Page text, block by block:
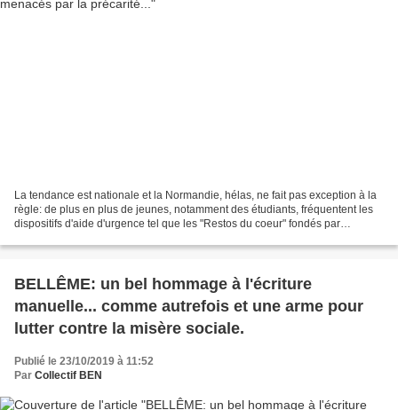
La tendance est nationale et la Normandie, hélas, ne fait pas exception à la
règle: de plus en plus de jeunes, notamment des étudiants, fréquentent les
dispositifs d'aide d'urgence tel que les "Restos du coeur" fondés par
BELLÊME: un bel hommage à l'écriture
manuelle... comme autrefois et une arme pour
lutter contre la misère sociale.
Publié le 23/10/2019 à 11:52
Par Collectif BEN